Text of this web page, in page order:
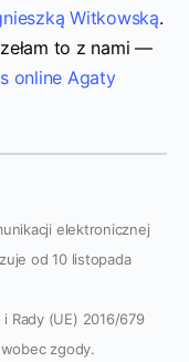
Witkowską.
to z nami —
online Agaty
elektronicznej
od 10 listopada
Rady (UE) 2016/679
zgody.